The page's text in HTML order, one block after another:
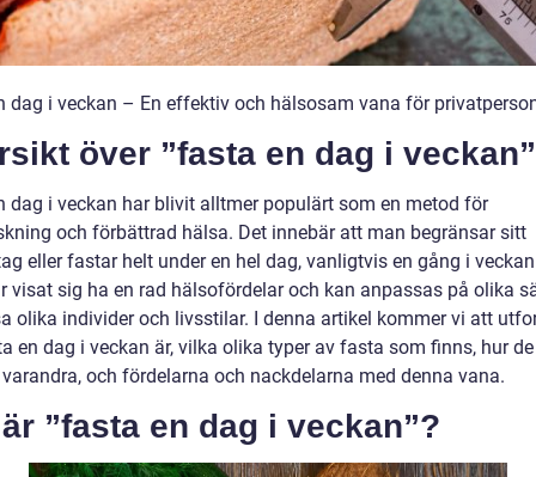
dag i veckan – En effektiv och hälsosam vana för
över ”fasta en dag i veckan”
dag i veckan har blivit alltmer populärt som en metod för
och förbättrad hälsa. Det innebär att man begränsar sitt
eller fastar helt under en hel dag, vanligtvis en gång i
visat sig ha en rad hälsofördelar och kan anpassas på olika
olika individer och livsstilar. I denna artikel kommer vi att
en dag i veckan är, vilka olika typer av fasta som finns, hur
och fördelarna och nackdelarna med denna vana.
”fasta en dag i veckan”?